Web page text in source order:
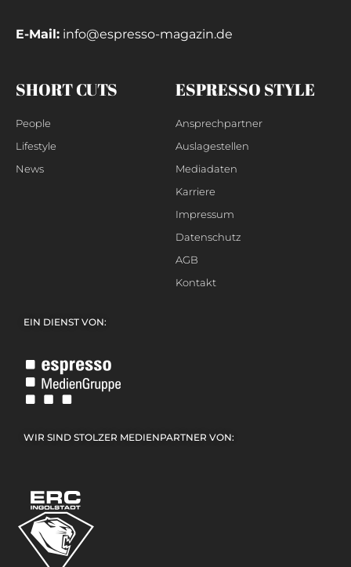
E-Mail: info@espresso-magazin.de
SHORT CUTS
People
Lifestyle
News
ESPRESSO STYLE
Ansprechpartner
Auslagestellen
Mediadaten
Karriere
Impressum
Datenschutz
AGB
Kontakt
EIN DIENST VON:
WIR SIND STOLZER MEDIENPARTNER VON: